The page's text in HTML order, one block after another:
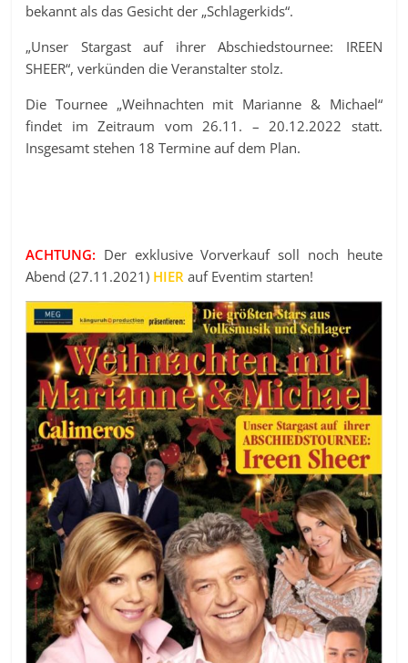
bekannt als das Gesicht der „Schlagerkids“.
„Unser Stargast auf ihrer Abschiedstournee: IREEN
SHEER“, verkünden die Veranstalter stolz.
Die Tournee „Weihnachten mit Marianne & Michael“
findet im Zeitraum vom 26.11. – 20.12.2022 statt.
Insgesamt stehen 18 Termine auf dem Plan.
ACHTUNG: Der exklusive Vorverkauf soll noch heute
Abend (27.11.2021) HIER auf Eventim starten!